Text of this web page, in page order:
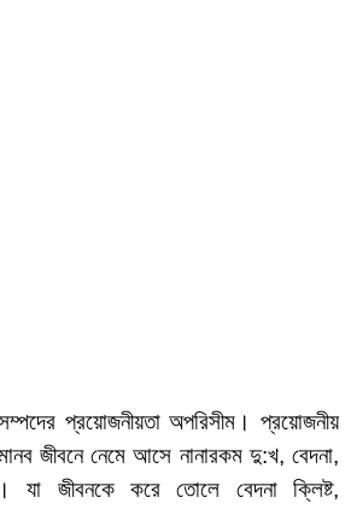
প্রয়োজনীয়তা অপরিসীম। প্রয়োজনীয়
জীবনে নেমে আসে নানারকম দু:খ, বেদনা,
যা জীবনকে করে তোলে বেদনা ক্লিষ্ট,